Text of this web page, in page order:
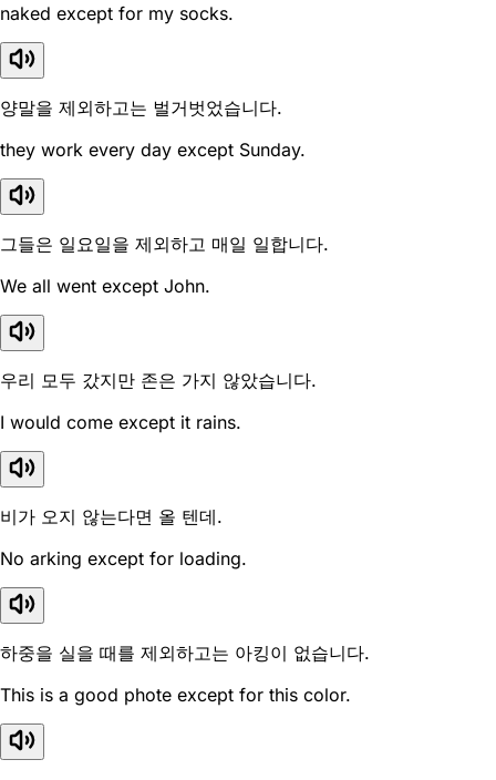
naked except for my socks.
양말을 제외하고는 벌거벗었습니다.
they work every day except Sunday.
그들은 일요일을 제외하고 매일 일합니다.
We all went except John.
우리 모두 갔지만 존은 가지 않았습니다.
I would come except it rains.
비가 오지 않는다면 올 텐데.
No arking except for loading.
하중을 실을 때를 제외하고는 아킹이 없습니다.
This is a good phote except for this color.